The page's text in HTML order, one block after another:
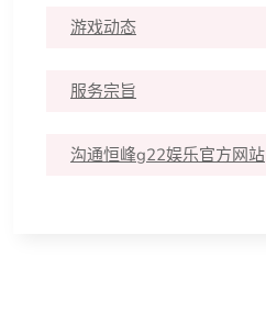
游戏动态
服务宗旨
沟通恒峰g22娱乐官方网站